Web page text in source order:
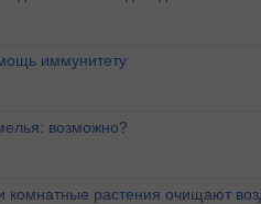
иммунитету
возможно?
комнатные растения очищают